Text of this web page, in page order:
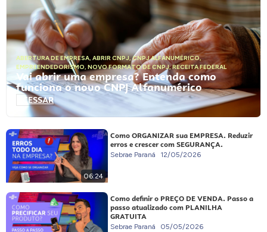
ABERTURA DE EMPRESA, ABRIR CNPJ,CNPJ ALFANUMÉRICO,
EMPREENDEDORISMO, NOVO FORMATO DE CNPJ,RECEITA FEDERAL
Vai abrir uma empresa? Entenda como
funciona o novo CNPJ Alfanumérico
ACESSAR
06:24
Como ORGANIZAR sua EMPRESA. Reduzir
erros e crescer com SEGURANÇA.
Sebrae Paraná 12/05/2026
Como definir o PREÇO DE VENDA. Passo a
passo atualizado com PLANILHA
GRATUITA
Sebrae Paraná 05/05/2026